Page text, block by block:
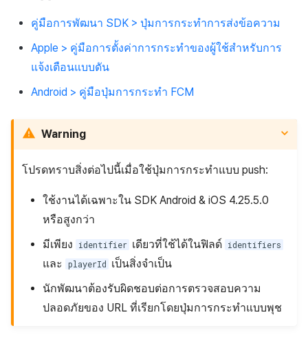
คู่มือการพัฒนา SDK > ปุ่มการกระทำการส่งข้อความ
Apple > คู่มือการตั้งค่าการกระทำของผู้ใช้สำหรับการ
แจ้งเตือนแบบดัน
Android > คู่มือปุ่มการกระทำ FCM
Warning
โปรดทราบสิ่งต่อไปนี้เมื่อใช้ปุ่มการกระทำแบบ push:
ใช้งานได้เฉพาะใน SDK Android & iOS 4.25.5.0
หรือสูงกว่า
มีเพียง
identifier เดียวที่ใช้ได้ในฟิลด์ identifiers
และ playerId เป็นสิ่งจำเป็น
นักพัฒนาต้องรับผิดชอบต่อการตรวจสอบความ
ปลอดภัยของ URL ที่เรียกโดยปุ่มการกระทำแบบพุช